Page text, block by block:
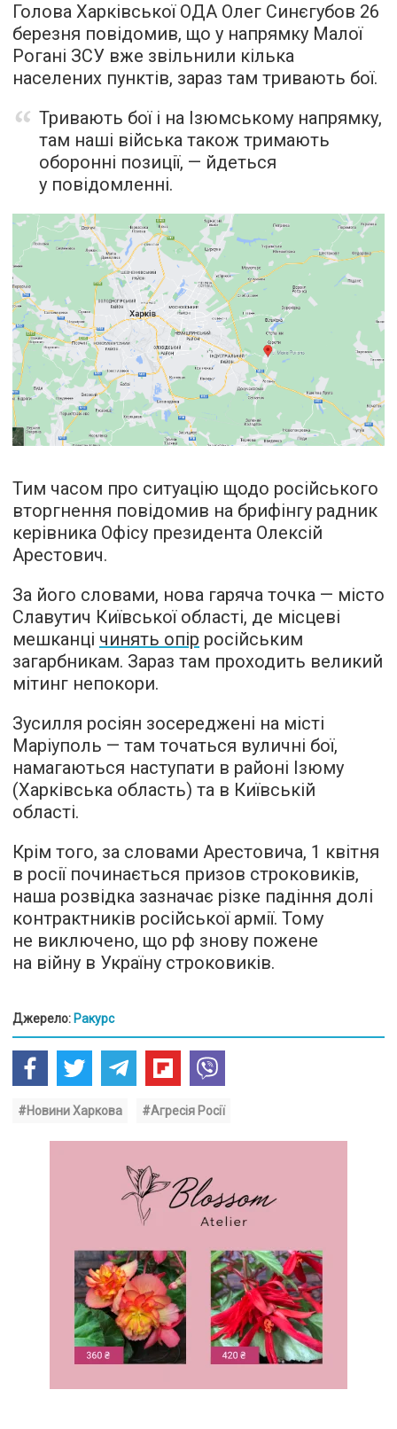
Голова Харківської ОДА Олег Синєгубов 26
березня повідомив, що у напрямку Малої
Рогані ЗСУ вже звільнили кілька
населених пунктів, зараз там тривають бої.
Тривають бої і на Ізюмському напрямку,
там наші війська також тримають
оборонні позиції, — йдеться
у повідомленні.
Тим часом про ситуацію щодо російського
вторгнення повідомив на брифінгу радник
керівника Офісу президента Олексій
Арестович.
За його словами, нова гаряча точка — місто
Славутич Київської області, де місцеві
мешканці чинять опір російським
загарбникам. Зараз там проходить великий
мітинг непокори.
Зусилля росіян зосереджені на місті
Маріуполь — там точаться вуличні бої,
намагаються наступати в районі Ізюму
(Харківська область) та в Київській
області.
Крім того, за словами Арестовича, 1 квітня
в росії починається призов строковиків,
наша розвідка зазначає різке падіння долі
контрактників російської армії. Тому
не виключено, що рф знову пожене
на війну в Україну строковиків.
Джерело: Ракурс
#Новини Харкова #Агресія Росії